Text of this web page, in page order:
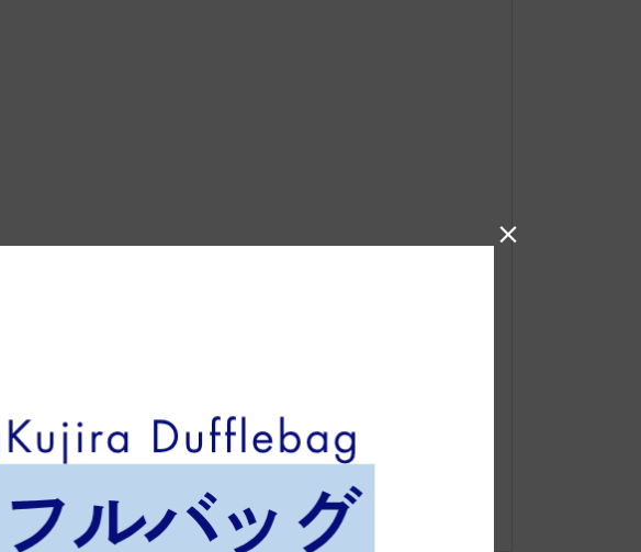
Pocket RSS feedly
